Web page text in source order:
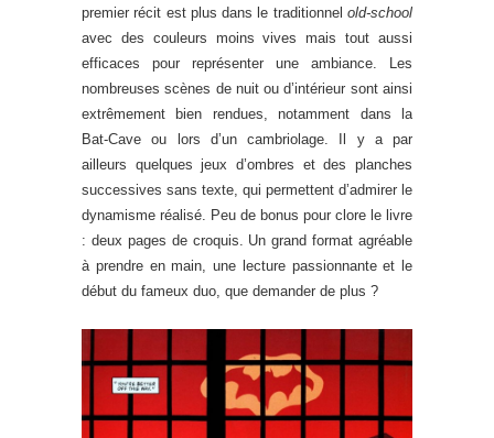
premier récit est plus dans le traditionnel old-school
avec des couleurs moins vives mais tout aussi
efficaces pour représenter une ambiance. Les
nombreuses scènes de nuit ou d’intérieur sont ainsi
extrêmement bien rendues, notamment dans la
Bat-Cave ou lors d’un cambriolage. Il y a par
ailleurs quelques jeux d’ombres et des planches
successives sans texte, qui permettent d’admirer le
dynamisme réalisé. Peu de bonus pour clore le livre
: deux pages de croquis. Un grand format agréable
à prendre en main, une lecture passionnante et le
début du fameux duo, que demander de plus ?